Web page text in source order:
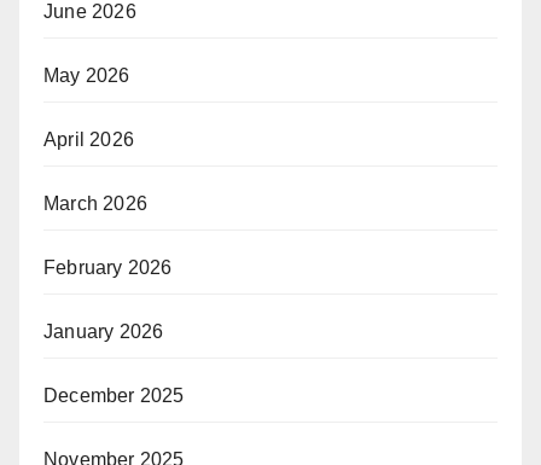
June 2026
May 2026
April 2026
March 2026
February 2026
January 2026
December 2025
November 2025